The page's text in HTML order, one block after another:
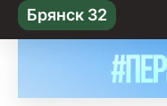
Skip
to content
Брянск 32